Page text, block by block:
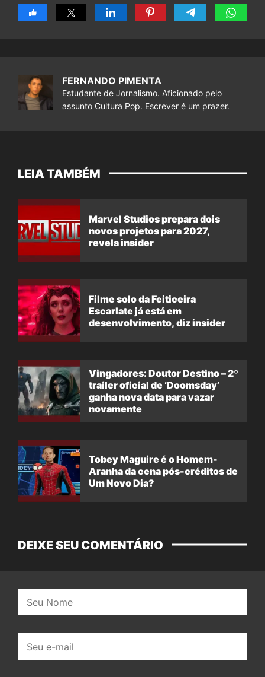
FERNANDO PIMENTA
Estudante de Jornalismo. Aficionado pelo
assunto Cultura Pop. Escrever é um prazer.
LEIA TAMBÉM
Marvel Studios prepara dois
novos projetos para 2027,
revela insider
Filme solo da Feiticeira
Escarlate já está em
desenvolvimento, diz insider
Vingadores: Doutor Destino – 2º
trailer oficial de ‘Doomsday’
ganha nova data para vazar
novamente
Tobey Maguire é o Homem-
Aranha da cena pós-créditos de
Um Novo Dia?
DEIXE SEU COMENTÁRIO
mail: